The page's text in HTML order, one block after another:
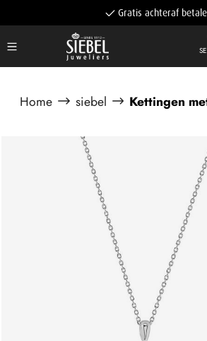
Gratis achteraf
Home siebel Kettingen
Afbeeldingengalerij overslaan